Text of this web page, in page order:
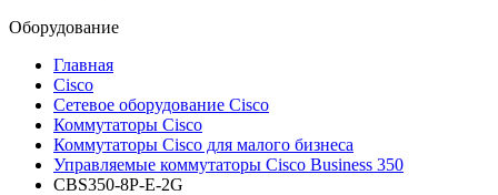
Оборудование
Главная
Cisco
Сетевое оборудование Cisco
Коммутаторы Cisco
Коммутаторы Cisco для малого бизнеса
Управляемые коммутаторы Cisco Business 350
CBS350-8P-E-2G